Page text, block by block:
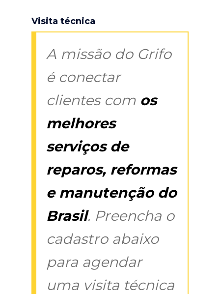
Visita técnica
A missão do Grifo
é conectar
clientes com os
melhores
serviços de
reparos, reformas
e manutenção do
Brasil. Preencha o
cadastro abaixo
para agendar
uma visita técnica